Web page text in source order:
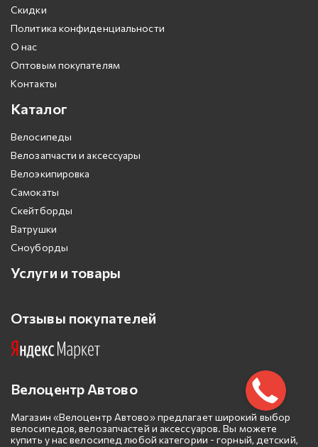
Скидки
Политика конфиденциальности
О нас
Оптовым покупателям
Контакты
Каталог
Велосипеды
Велозапчасти и аксессуары
Велоэкипировка
Самокаты
Скейтборды
Ватрушки
Сноуборды
Услуги и товары
Отзывы покупателей
Велоцентр Автово
Магазин «Велоцентр Автово» предлагает широкий выбор
велосипедов, велозапчастей и аксессуаров. Вы можете
купить у нас велосипед любой категории - горный, детский,